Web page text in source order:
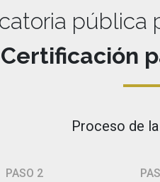
pública
Certificación
Proceso de
PASO 2